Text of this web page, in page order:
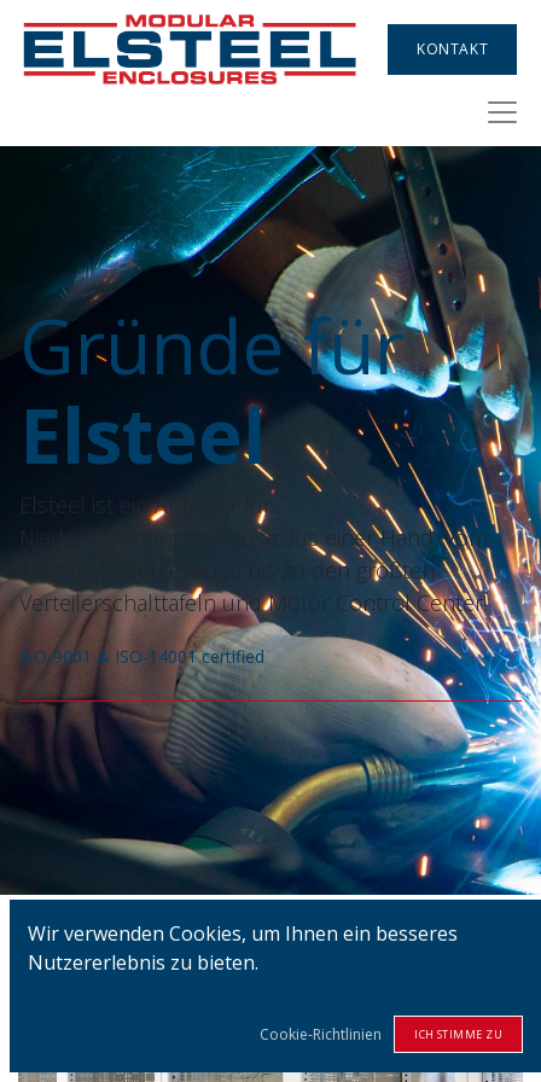
KONTAKT
Gründe für
Elsteel
Elsteel ist ein Anbieter für
Niederspannungsgehäuse aus einer Hand. Vom
kleinsten Leergehäuse bis zu den größten
Verteilerschalttafeln und Motor Control Center!
ISO-9001 & ISO-14001 certified
Wir verwenden Cookies, um Ihnen ein besseres
Nutzererlebnis zu bieten.
Cookie-Richtlinien ICH STIMME ZU